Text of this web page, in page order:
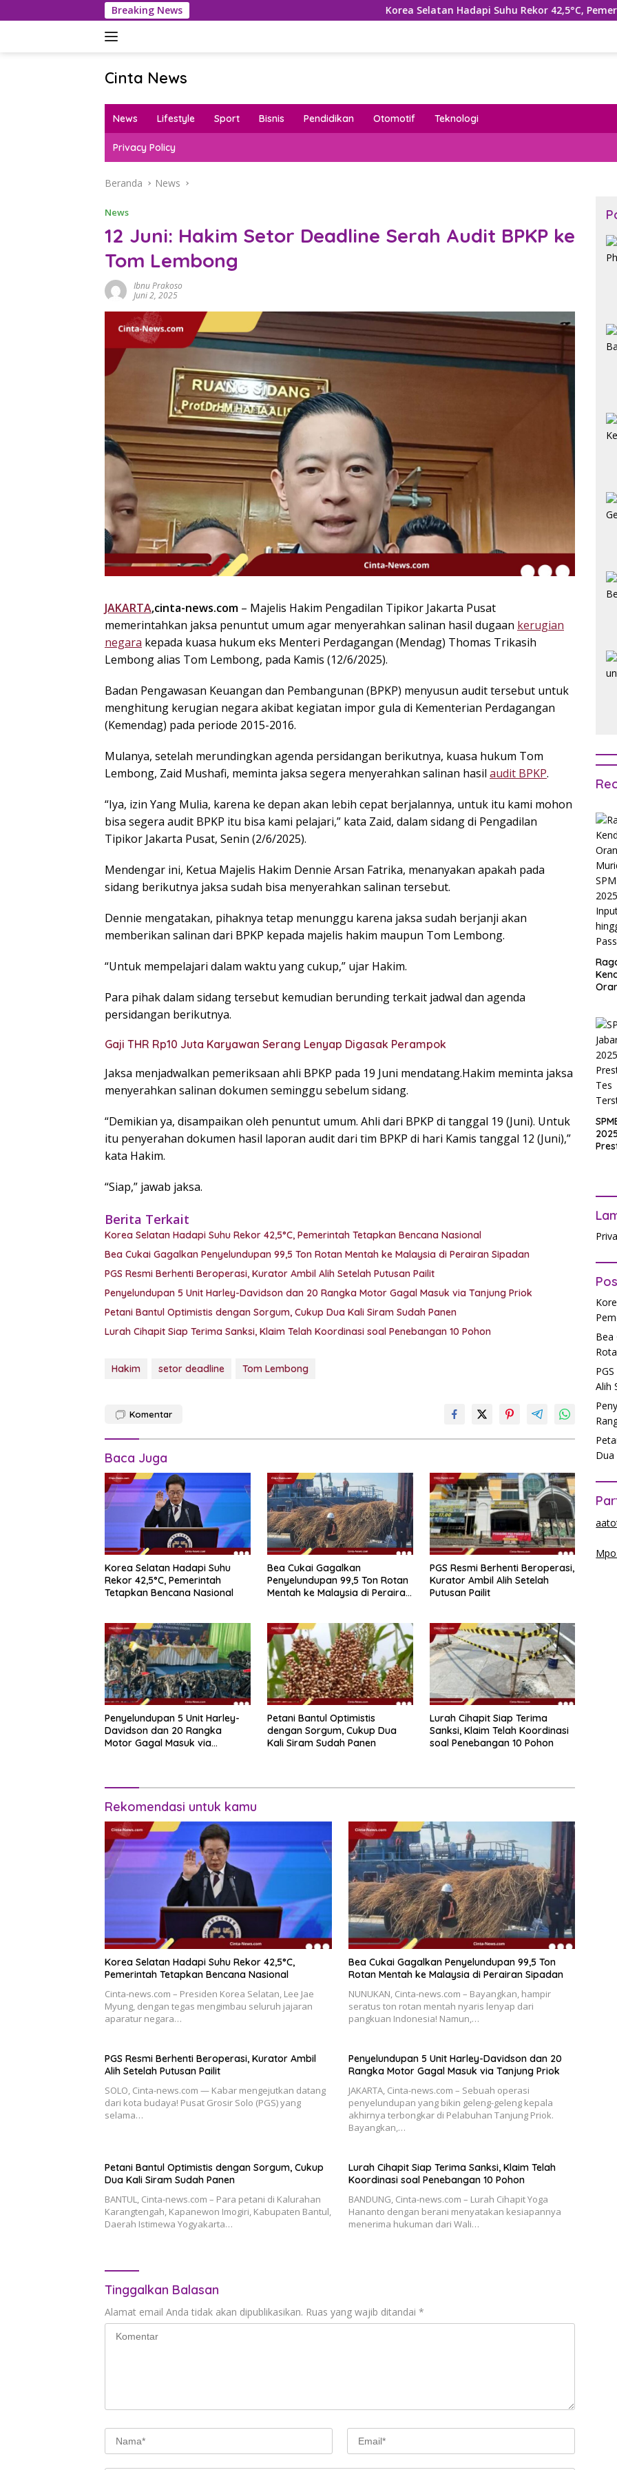
ke
Breaking News Korea Selatan Hadapi Suhu Rekor 42,5°C, Pemerintah Tetapkan
Cinta News
News
Kabar
Inspirasi!
News Lifestyle Sport Bisnis Pendidikan Otomotif Teknologi
Privacy Policy
Beranda News
News
12 Juni: Hakim Setor Deadline Serah Audit BPKP ke
Tom Lembong
Ibnu Prakoso
Juni 2, 2025
JAKARTA,cinta-news.com – Majelis Hakim Pengadilan Tipikor Jakarta Pusat
memerintahkan jaksa penuntut umum agar menyerahkan salinan hasil dugaan kerugian
negara kepada kuasa hukum eks Menteri Perdagangan (Mendag) Thomas Trikasih
Lembong alias Tom Lembong, pada Kamis (12/6/2025).
Badan Pengawasan Keuangan dan Pembangunan (BPKP) menyusun audit tersebut untuk
menghitung kerugian negara akibat kegiatan impor gula di Kementerian Perdagangan
(Kemendag) pada periode 2015-2016.
Mulanya, setelah merundingkan agenda persidangan berikutnya, kuasa hukum Tom
Lembong, Zaid Mushafi, meminta jaksa segera menyerahkan salinan hasil audit BPKP.
“Iya, izin Yang Mulia, karena ke depan akan lebih cepat berjalannya, untuk itu kami mohon
bisa segera audit BPKP itu bisa kami pelajari,” kata Zaid, dalam sidang di Pengadilan
Tipikor Jakarta Pusat, Senin (2/6/2025).
Mendengar ini, Ketua Majelis Hakim Dennie Arsan Fatrika, menanyakan apakah pada
sidang berikutnya jaksa sudah bisa menyerahkan salinan tersebut.
Dennie mengatakan, pihaknya tetap menunggu karena jaksa sudah berjanji akan
memberikan salinan dari BPKP kepada majelis hakim maupun Tom Lembong.
“Untuk mempelajari dalam waktu yang cukup,” ujar Hakim.
Para pihak dalam sidang tersebut kemudian berunding terkait jadwal dan agenda
persidangan berikutnya.
Gaji THR Rp10 Juta Karyawan Serang Lenyap Digasak Perampok
Jaksa menjadwalkan pemeriksaan ahli BPKP pada 19 Juni mendatang.Hakim meminta jaksa
menyerahkan salinan dokumen seminggu sebelum sidang.
“Demikian ya, disampaikan oleh penuntut umum. Ahli dari BPKP di tanggal 19 (Juni). Untuk
itu penyerahan dokumen hasil laporan audit dari tim BPKP di hari Kamis tanggal 12 (Juni),”
kata Hakim.
“Siap,” jawab jaksa.
Berita Terkait
Korea Selatan Hadapi Suhu Rekor 42,5°C, Pemerintah Tetapkan Bencana Nasional
Bea Cukai Gagalkan Penyelundupan 99,5 Ton Rotan Mentah ke Malaysia di Perairan Sipadan
PGS Resmi Berhenti Beroperasi, Kurator Ambil Alih Setelah Putusan Pailit
Penyelundupan 5 Unit Harley-Davidson dan 20 Rangka Motor Gagal Masuk via Tanjung Priok
Petani Bantul Optimistis dengan Sorgum, Cukup Dua Kali Siram Sudah Panen
Lurah Cihapit Siap Terima Sanksi, Klaim Telah Koordinasi soal Penebangan 10 Pohon
Hakim setor deadline Tom Lembong
Komentar
Baca Juga
Korea Selatan Hadapi Suhu
Rekor 42,5°C, Pemerintah
Tetapkan Bencana Nasional
Bea Cukai Gagalkan
Penyelundupan 99,5 Ton Rotan
Mentah ke Malaysia di Perairan
PGS Resmi Berhenti Beroperasi,
Kurator Ambil Alih Setelah
Putusan Pailit
Penyelundupan 5 Unit Harley-
Davidson dan 20 Rangka
Motor Gagal Masuk via
Petani Bantul Optimistis
dengan Sorgum, Cukup Dua
Kali Siram Sudah Panen
Lurah Cihapit Siap Terima
Sanksi, Klaim Telah Koordinasi
soal Penebangan 10 Pohon
Rekomendasi untuk kamu
Korea Selatan Hadapi Suhu Rekor 42,5°C,
Pemerintah Tetapkan Bencana Nasional
Cinta-news.com – Presiden Korea Selatan, Lee Jae
Myung, dengan tegas mengimbau seluruh jajaran
aparatur negara…
Bea Cukai Gagalkan Penyelundupan 99,5 Ton
Rotan Mentah ke Malaysia di Perairan Sipadan
NUNUKAN, Cinta-news.com – Bayangkan, hampir
seratus ton rotan mentah nyaris lenyap dari
pangkuan Indonesia! Namun,…
PGS Resmi Berhenti Beroperasi, Kurator Ambil
Alih Setelah Putusan Pailit
SOLO, Cinta-news.com — Kabar mengejutkan datang
dari kota budaya! Pusat Grosir Solo (PGS) yang
selama…
Penyelundupan 5 Unit Harley-Davidson dan 20
Rangka Motor Gagal Masuk via Tanjung Priok
JAKARTA, Cinta-news.com – Sebuah operasi
penyelundupan yang bikin geleng-geleng kepala
akhirnya terbongkar di Pelabuhan Tanjung Priok.
Bayangkan,…
Petani Bantul Optimistis dengan Sorgum, Cukup
Dua Kali Siram Sudah Panen
BANTUL, Cinta-news.com – Para petani di Kalurahan
Karangtengah, Kapanewon Imogiri, Kabupaten Bantul,
Daerah Istimewa Yogyakarta…
Lurah Cihapit Siap Terima Sanksi, Klaim Telah
Koordinasi soal Penebangan 10 Pohon
BANDUNG, Cinta-news.com – Lurah Cihapit Yoga
Hananto dengan berani menyatakan kesiapannya
menerima hukuman dari Wali…
Tinggalkan Balasan
Alamat email Anda tidak akan dipublikasikan. Ruas yang wajib ditandai *
Bea
Alih
Dua